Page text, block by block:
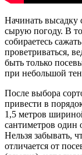
Начинать высадку
сырую погоду. В
собираетесь
проветриваться,
быть только
при небольшой
После выбора
привести в
1,5 метров
сантиметров один
Нельзя забывать,
отличается от